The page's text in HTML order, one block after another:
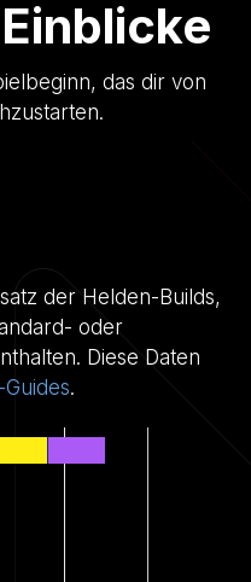
das dir von
der Helden-Builds,
oder
Diese Daten
.